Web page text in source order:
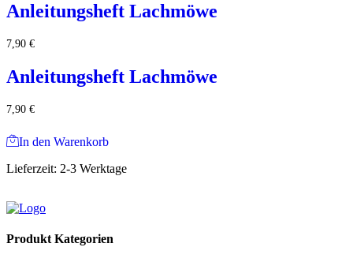
Anleitungsheft Lachmöwe
7,90 €
Anleitungsheft Lachmöwe
7,90 €
In den Warenkorb
Lieferzeit: 2-3 Werktage
Produkt Kategorien